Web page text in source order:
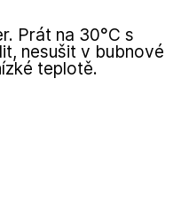
Prát na 30°C s
nesušit v bubnové
teplotě.